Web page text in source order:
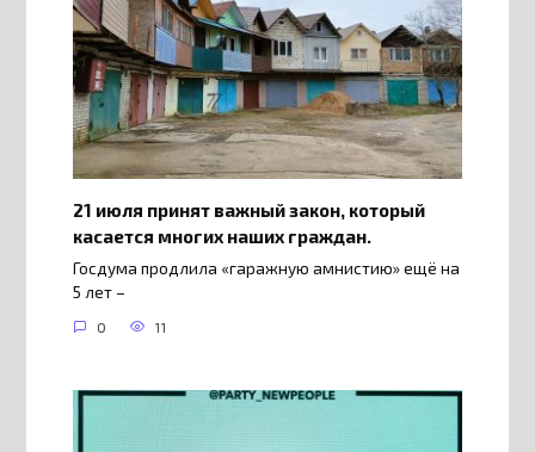
21 июля принят важный закон, который
касается многих наших граждан.
Госдума продлила «гаражную амнистию» ещё на
5 лет –
0 11